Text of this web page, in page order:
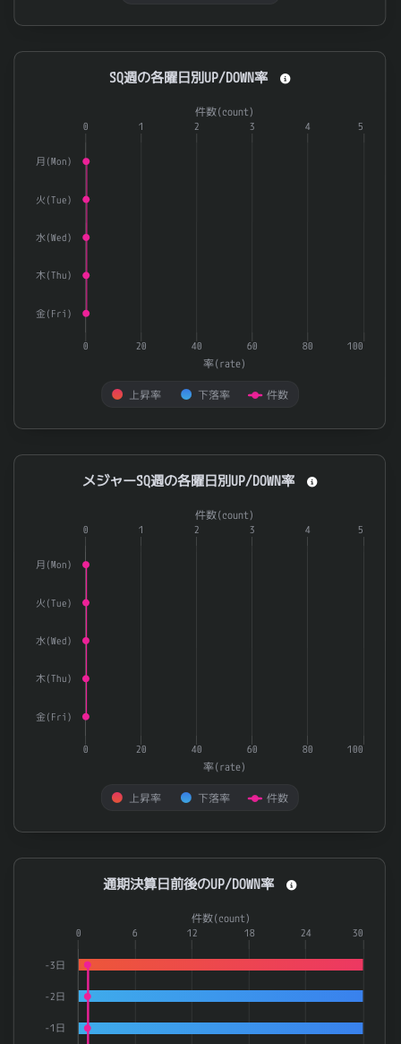
End of interactive chart.
SQ週の各曜日別UP/DOWN率
Combination chart with 3 data series.
The chart has 1 X axis displaying categories.
率(rate)
件数(count)
上昇率 下落率 件数
月(Mon)
火(Tue)
水(Wed)
木(Thu)
金(Fri)
0 20 40 60 80 100
0 1 2 3 4 5
SQ週の各曜日別UP/DOWN率
End of interactive chart.
メジャーSQ週の各曜日別UP/DOWN率
Combination chart with 3 data series.
The chart has 1 X axis displaying categories.
率(rate)
件数(count)
上昇率 下落率 件数
月(Mon)
火(Tue)
水(Wed)
木(Thu)
金(Fri)
0 20 40 60 80 100
0 1 2 3 4 5
メジャーSQ週の各曜日別UP/DOWN率
End of interactive chart.
通期決算日前後のUP/DOWN率
Combination chart with 3 data series.
The chart has 1 X axis displaying categories.
The chart has 2 Y axes displaying 率(rate) and 件数(count).
件数(count)
-3日
-2日
-1日
0 30
6 12 18 24
通期決算日前後のUP/DOWN率